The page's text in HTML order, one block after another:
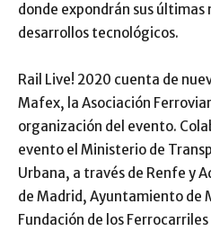
donde expondrán sus últimas
desarrollos tecnológicos.
Rail Live! 2020 cuenta de
Mafex, la Asociación
organización del evento.
evento el Ministerio de
Urbana, a través de Renfe y
de Madrid, Ayuntamiento de
Fundación de los